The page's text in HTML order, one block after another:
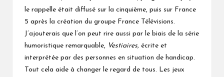
le rappelle était diffusé sur la cinquième, puis sur France
5 après la création du groupe France Télévisions.
J’ajouterais que l’on peut rire aussi par le biais de la série
humoristique remarquable, Vestiaires, écrite et
interprétée par des personnes en situation de handicap.
Tout cela aide à changer le regard de tous. Les jeux